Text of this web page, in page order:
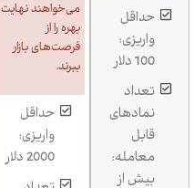
حداقل
واریزی:
100 دلار
تعداد
نمادهای
قابل
معامله:
بیش از
می‌خواهند نهایت
بهره را از
فرصت‌های بازار
ببرند.
حداقل
واریزی:
2000 دلار